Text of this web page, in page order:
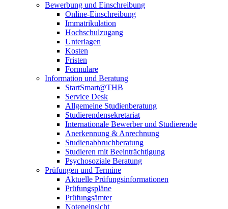
Bewerbung und Einschreibung
Online-Einschreibung
Immatrikulation
Hochschulzugang
Unterlagen
Kosten
Fristen
Formulare
Information und Beratung
StartSmart@THB
Service Desk
Allgemeine Studienberatung
Studierendensekretariat
Internationale Bewerber und Studierende
Anerkennung & Anrechnung
Studienabbruchberatung
Studieren mit Beeinträchtigung
Psychosoziale Beratung
Prüfungen und Termine
Aktuelle Prüfungsinformationen
Prüfungspläne
Prüfungsämter
Noteneinsicht